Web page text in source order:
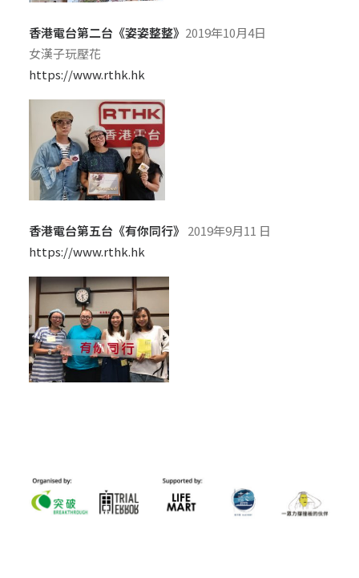
香港電台第二台《姿姿整整》 2019年10月4日
女漢子玩壓花
https://www.rthk.hk
香港電台第五台《有你同行》 2019年9月11 日
https://www.rthk.hk